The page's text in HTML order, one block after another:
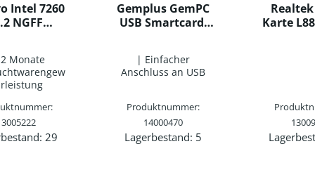
Intel 7260
NGFF
Monate
29
Anzahl: Gib den gewünschten
Gemplus GemPC
USB Smartcard-
| Einfacher
Anschluss an USB
Produktnummer:
14000470
Lagerbestand: 5
Produkt Anzahl: Gib
Karte